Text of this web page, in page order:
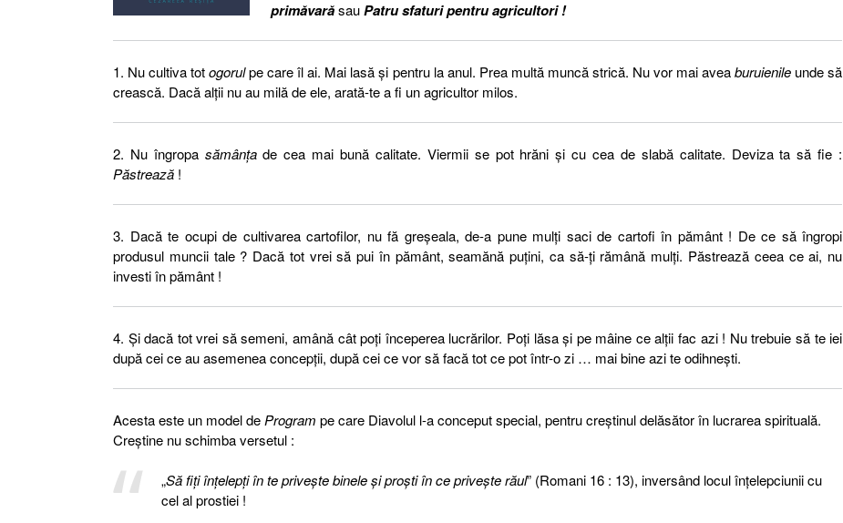
primăvarăsauPatru sfaturi pentru agricultori !
1. Nu cultiva totogorulpe care îl ai. Mai lasă şi pentru la anul. Prea multă muncă strică. Nu vor mai aveaburuienile unde să
crească. Dacă alţii nu au milă de ele, arată-te a fi un agricultor milos.
2. Nu îngropa sămânţade cea mai bună calitate. Viermii se pot hrăni şi cu cea de slabă calitate. Deviza ta să fie :
Păstrează !
3. Dacă te ocupi de cultivarea cartofilor, nu fă greşeala, de-a pune mulţi saci de cartofi în pământ ! De ce să îngropi
produsul muncii tale ? Dacă tot vrei să pui în pământ, seamănă puţini, ca să-ţi rămână mulţi. Păstrează ceea ce ai, nu
investi în pământ !
4. Şi dacă tot vrei să semeni, amână cât poţi începerea lucrărilor. Poţi lăsa şi pe mâine ce alţii fac azi ! Nu trebuie să te iei
după cei ce au asemenea concepţii, după cei ce vor să facă tot ce pot într-o zi … mai bine azi te odihneşti.
Acesta este un model de Program pe care Diavolul l-a conceput special, pentru creştinul delăsător în lucrarea spirituală.
Creştine nu schimba versetul :
„Să fiţi înţelepţi în te priveşte binele şi proşti în ce priveşte răul” (Romani 16 : 13), inversând locul înţelepciunii cu
cel al prostiei !